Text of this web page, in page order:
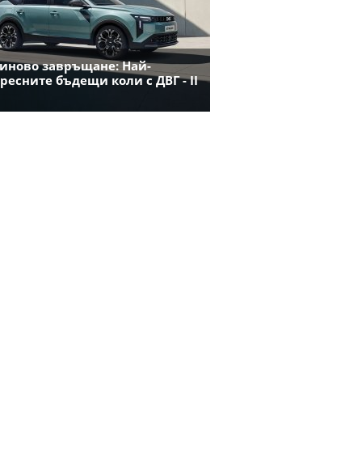
завръщане: Най-
бъдещи коли с ДВГ - II